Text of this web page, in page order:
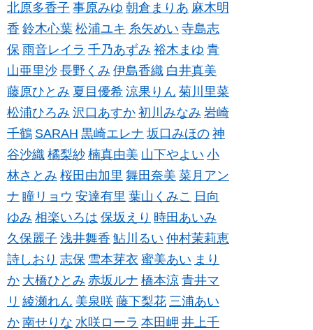
北原多香子 事原みゆ 朝倉まりあ 麻木明
香 鈴木心葉 松浦ユキ 糸矢めい 寺島志
保 雨音レイラ 千乃あずみ 裕木まゆ 青
山亜里沙 長野くみ 伊島香織 白井真美
藤原ひとみ 夏目優希 涼果りん 菊川里菜
松浦ひろみ 沢口あすか 初川みなみ 岩崎
千鶴 SARAH 黒崎エレナ 坂口みほの 神
谷沙織 橘梨紗 楠真由美 山下やよい 小
林さとみ 桜田由加里 舞田奈美 菜月アン
ナ 瞳リョウ 安達有里 葉山くみこ 日向
ゆみ 相楽いろは 保坂えり 時田あいみ
久保麗子 浅井舞香 鮎川るい 仲村茉莉恵
詩しおり 志保 雪本芽衣 蜜美あい まり
か 大橋ひとみ 赤坂ルナ 橋本涼 青井マ
リ 綾瀬れん 美泉咲 藤下梨花 三浦あい
か 南せりな 水咲ローラ 本田岬 井上千